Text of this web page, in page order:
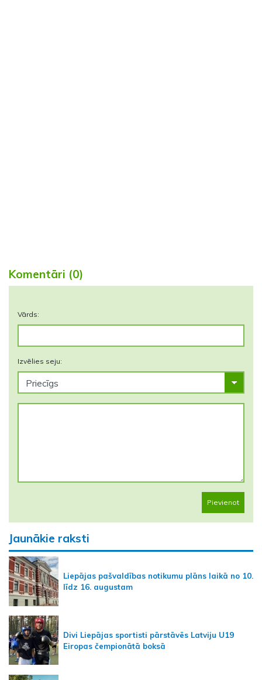
Komentāri (0)
Vārds:
Izvēlies seju:
Pievienot
Jaunākie raksti
Liepājas pašvaldības notikumu plāns laikā no 10.
līdz 16. augustam
Divi Liepājas sportisti pārstāvēs Latviju U19
Eiropas čempionātā boksā